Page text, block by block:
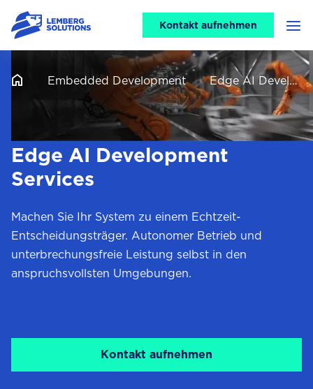
CTA
header
Kontakt aufnehmen
Embedded Development Edge AI Development Services
Edge AI Development
Services
Machen Sie Ihr System zu einem Echtzeit-
Entscheidungsträger. Autonomer Betrieb und
unterbrechungsfreie Leistung selbst in den
anspruchsvollsten Umgebungen.
Kontakt aufnehmen